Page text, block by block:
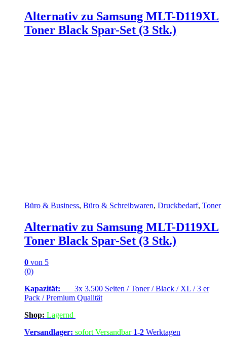
Alternativ zu Samsung MLT-D119XL
Toner Black Spar-Set (3 Stk.)
Büro & Business, Büro & Schreibwaren, Druckbedarf, Toner
Alternativ zu Samsung MLT-D119XL
Toner Black Spar-Set (3 Stk.)
0 von 5
(0)
Kapazität: 3x 3.500 Seiten / Toner / Black / XL / 3 er
Pack / Premium Qualität
Shop: Lagernd
Versandlager: sofort Versandbar 1-2 Werktagen